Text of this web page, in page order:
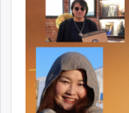
tovch.mn
ikon.mn
Livetv.mn
Eguur.mn
24tsag.mn